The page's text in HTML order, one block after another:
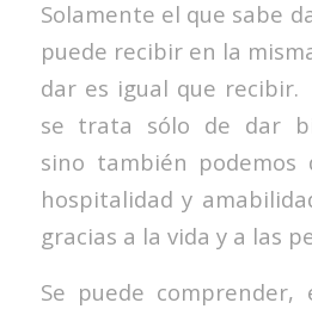
Solamente el que sabe
puede recibir en la
dar es igual que
se trata sólo de dar
sino también podemos
hospitalidad y
gracias a la vida y a las
Se puede comprender,